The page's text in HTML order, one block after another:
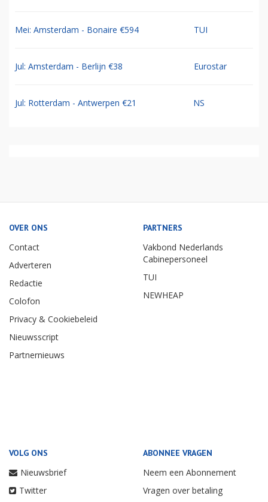
Mei: Amsterdam - Bonaire €594 TUI
Jul: Amsterdam - Berlijn €38 Eurostar
Jul: Rotterdam - Antwerpen €21 NS
OVER ONS
Contact
Adverteren
Redactie
Colofon
Privacy & Cookiebeleid
Nieuwsscript
Partnernieuws
PARTNERS
Vakbond Nederlands
Cabinepersoneel
TUI
NEWHEAP
VOLG ONS
Nieuwsbrief
Twitter
ABONNEE VRAGEN
Neem een Abonnement
Vragen over betaling